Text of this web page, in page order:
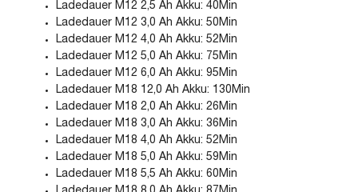
Ladedauer M12 2,5 Ah Akku: 40Min
Ladedauer M12 3,0 Ah Akku: 50Min
Ladedauer M12 4,0 Ah Akku: 52Min
Ladedauer M12 5,0 Ah Akku: 75Min
Ladedauer M12 6,0 Ah Akku: 95Min
Ladedauer M18 12,0 Ah Akku: 130Min
Ladedauer M18 2,0 Ah Akku: 26Min
Ladedauer M18 3,0 Ah Akku: 36Min
Ladedauer M18 4,0 Ah Akku: 52Min
Ladedauer M18 5,0 Ah Akku: 59Min
Ladedauer M18 5,5 Ah Akku: 60Min